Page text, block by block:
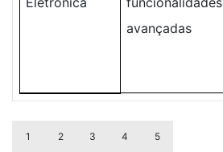
avançadas
1 2 3 4 5